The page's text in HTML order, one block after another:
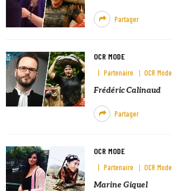
Partager
OCR MODE
Partenaire OCR Mode
Frédéric Calinaud
Partager
OCR MODE
Partenaire OCR Mode
Marine Giquel